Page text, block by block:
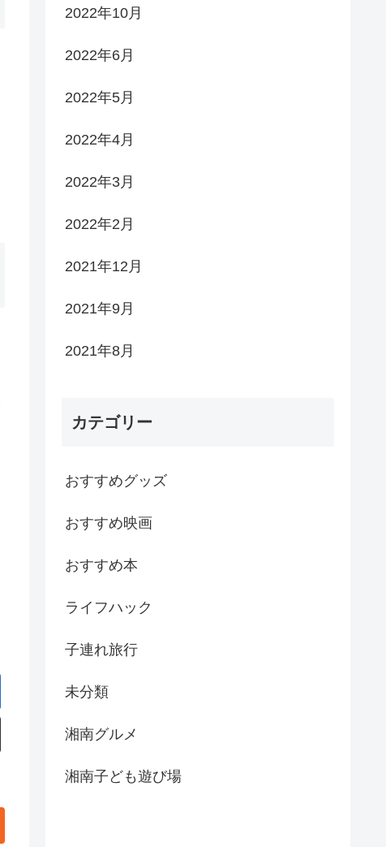
2022年10月
2022年6月
2022年5月
2022年4月
2022年3月
2022年2月
2021年12月
2021年9月
2021年8月
カテゴリー
おすすめグッズ
おすすめ映画
おすすめ本
ライフハック
子連れ旅行
未分類
湘南グルメ
湘南子ども遊び場